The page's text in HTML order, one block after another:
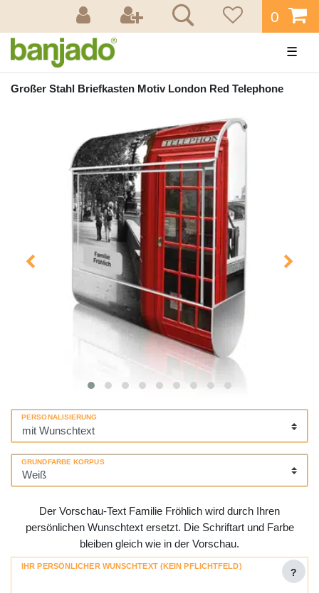
0
☰
Großer Stahl Briefkasten Motiv London Red Telephone
PERSONALISIERUNG
GRUNDFARBE KORPUS
Der Vorschau-Text Familie Fröhlich wird durch Ihren
persönlichen Wunschtext ersetzt. Die Schriftart und Farbe
bleiben gleich wie in der Vorschau.
IHR PERSÖNLICHER WUNSCHTEXT (KEIN PFLICHTFELD)
?